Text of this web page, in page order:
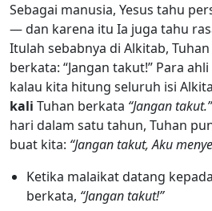
Sebagai manusia, Yesus tahu
— dan karena itu Ia juga tahu
Itulah sebabnya di Alkitab,
berkata: “Jangan takut!” Para
kalau kita hitung seluruh isi
kali Tuhan berkata “Jangan takut.”
hari dalam satu tahun, Tuhan
buat kita: “Jangan takut, Aku
Ketika malaikat datang
berkata, “Jangan takut!”